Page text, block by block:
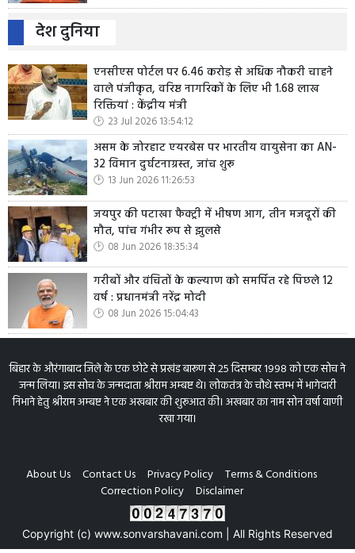
देश दुनिया
एनसीएस पोर्टल पर 6.46 करोड़ से अधिक नौकरी चाहने
वाले पंजीकृत, वरिष्ठ नागरिकों के लिए भी 1.68 लाख
रिक्तियां : केंद्रीय मंत्री
23 Jul 2026 13:54:12
असम के जोरहाट एयरबेस पर भारतीय वायुसेना का AN-
32 विमान दुर्घटनाग्रस्त, जांच शुरू
13 Jun 2026 11:26:53
जयपुर की पटाखा फैक्ट्री में भीषण आग, तीन मजदूरों की
मौत, पांच गंभीर रूप से झुलसे
08 Jun 2026 18:35:34
गरीबों और वंचितों के कल्याण को समर्पित रहे पिछले 12
वर्ष : प्रधानमंत्री नरेंद्र मोदी
08 Jun 2026 15:04:43
बिहार के औरंगाबाद जिले के एक छोटे से प्रखंड बारूण से 25 दिसम्बर 1998 को एक सोच ने
जन्म लिया। इस सोच के जन्मदाता श्रीराम अम्बष्ट थे। लोकतंत्र के चौथे स्तम्भ में भागेदारी
निभाने हेतु श्रीराम अम्बष्ट ने एक अखबार की शुरूआत की। अखबार का नाम सोन वर्षा वाणी
रखा गया।
About Us Contact Us Privacy Policy
Terms & Conditions
Correction Policy
Disclaimer
Copyright (c) www.sonvarshavani.com | All Rights Reserved